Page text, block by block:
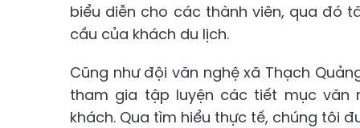
biểu diễn cho các thành viên, qua đó
cầu của khách du lịch.
Cũng như đội văn nghệ xã Thạch
tham gia tập luyện các tiết mục văn
khách. Qua tìm hiểu thực tế, chúng tôi